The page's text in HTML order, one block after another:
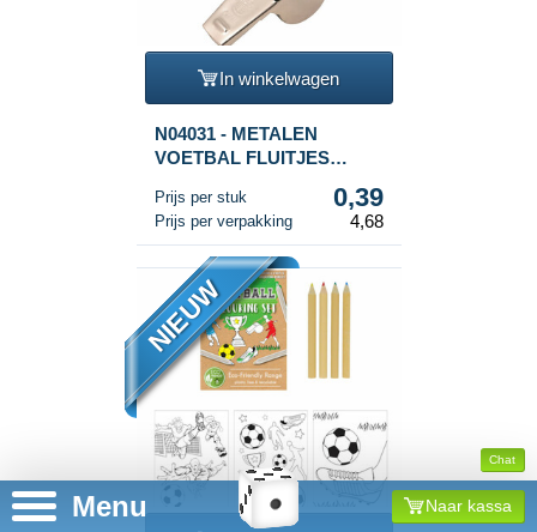
Chat
Menu Naar kassa
In winkelwagen
N04031 - METALEN
VOETBAL FLUITJES
Prijs per stuk 0,39
Prijs per verpakking 4,68
NIEUW